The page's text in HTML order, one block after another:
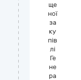
ще
ної
за
ку
пів
лі
Ге
не
ра